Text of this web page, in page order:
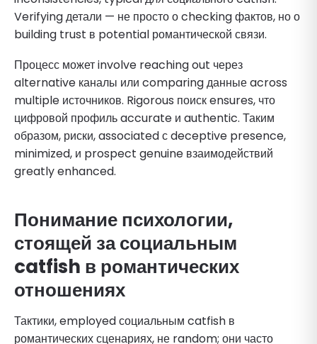
Verifying детали — не просто о checking фактов, но о
building trust в potential романтической связи.
Процесс может involve reaching out через
alternative каналы или comparing данные across
multiple источников. Rigorous поиск ensures, что
цифровой профиль accurate и authentic. Таким
образом, риски, associated с deceptive presence,
minimized, и prospect genuine взаимодействий
greatly enhanced.
Понимание психологии,
стоящей за социальным
catfish в романтических
отношениях
Тактики, employed социальным catfish в
романтических сценариях, не random; они часто